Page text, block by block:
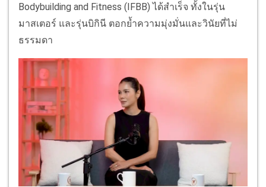
Bodybuilding and Fitness (IFBB) ได้สำเร็จ ทั้งในรุ่น
มาสเตอร์ และรุ่นบิกินี ตอกย้ำความมุ่งมั่นและวินัยที่ไม่
ธรรมดา